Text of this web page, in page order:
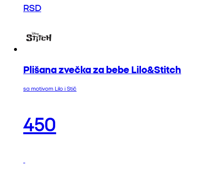
RSD
Plišana zvečka za bebe Lilo&Stitch
sa motivom Lilo i Stič
450